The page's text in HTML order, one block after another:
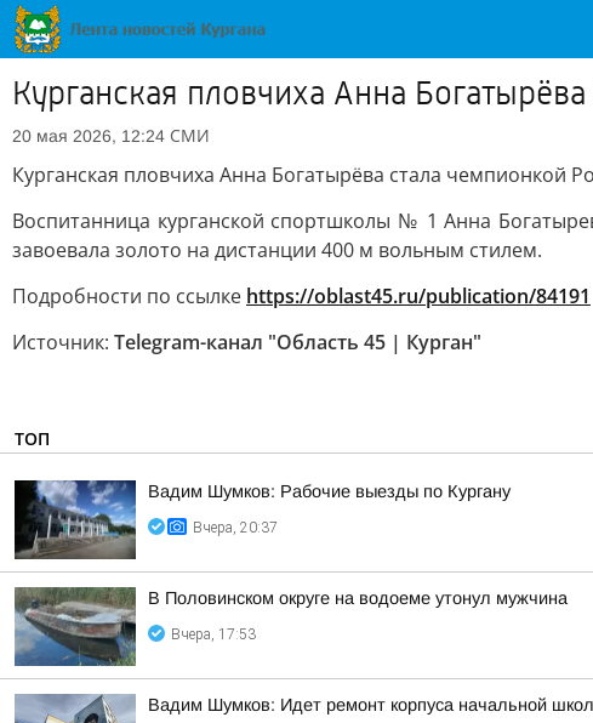
Курганская пловчиха Анна
20 мая 2026, 12:24 СМИ
Курганская пловчиха Анна Богатырёва стала чемпионкой
Воспитанница курганской спортшколы № 1 Анна
завоевала золото на дистанции 400 м вольным стилем.
Подробности по ссылке https://oblast45.ru/publication/84191
Источник: Telegram-канал "Область 45 | Курган"
ТОП
Вадим Шумков: Рабочие выезды по Кургану
Вчера, 20:37
В Половинском округе на водоеме утонул мужчина
Вчера, 17:53
Вадим Шумков: Идет ремонт корпуса начальной